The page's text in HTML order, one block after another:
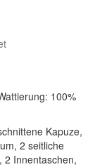
100%
Kapuze,
2 seitliche
2 Innentaschen,